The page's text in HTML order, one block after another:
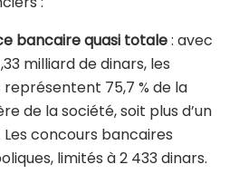
bancaire quasi totale: avec
milliard de dinars, les
75,7 % de la
de la société, soit plus d’un
concours bancaires
limités à 2 433 dinars.